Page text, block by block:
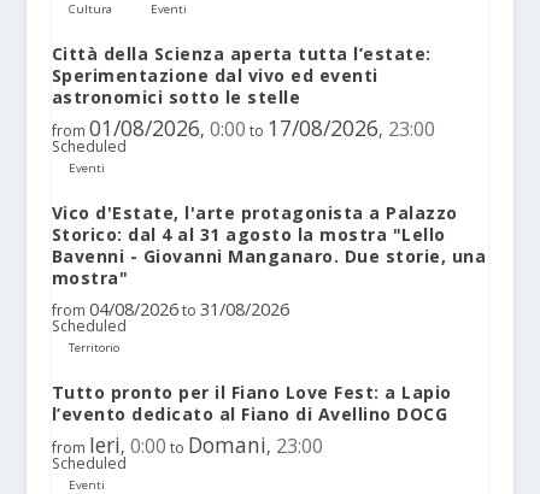
Cultura Eventi
Città della Scienza aperta tutta l’estate:
Sperimentazione dal vivo ed eventi
astronomici sotto le stelle
from 01/08/2026, 0:00 to 17/08/2026, 23:00
Scheduled
Eventi
Vico d'Estate, l'arte protagonista a Palazzo
Storico: dal 4 al 31 agosto la mostra "Lello
Bavenni - Giovanni Manganaro. Due storie, una
mostra"
from 04/08/2026 to 31/08/2026
Scheduled
Territorio
Tutto pronto per il Fiano Love Fest: a Lapio
l’evento dedicato al Fiano di Avellino DOCG
from Ieri, 0:00 to Domani, 23:00
Scheduled
Eventi